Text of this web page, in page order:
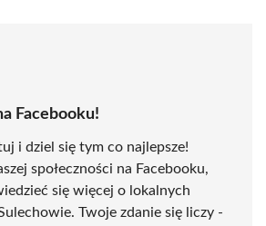
Facebooku!
i dziel się tym co najlepsze!
społeczności na Facebooku,
się więcej o lokalnych
Twoje zdanie się liczy -